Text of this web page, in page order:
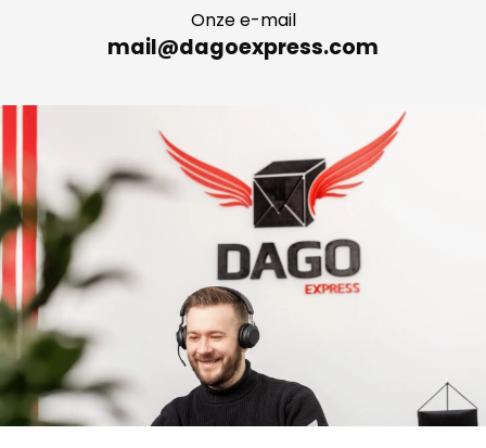
Onze e-mail
mail@dagoexpress.com